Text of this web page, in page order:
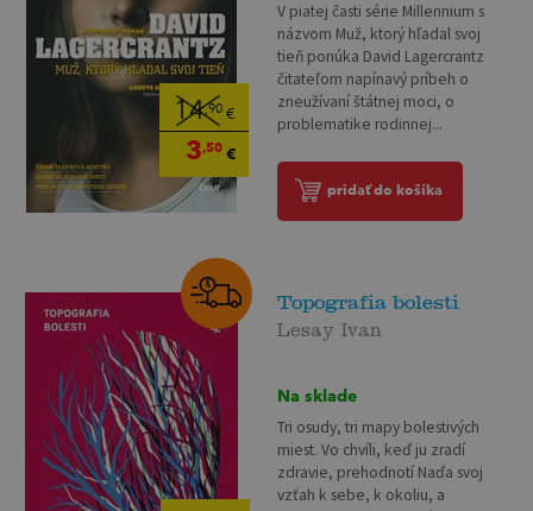
14,90 €
3,50 €
V piatej časti série Millennium s
názvom Muž, ktorý hľadal svoj
tieň ponúka David Lagercrantz
čitateľom napínavý príbeh o
zneužívaní štátnej moci, o
problematike rodinnej...
pridať do košíka
Topografia bolesti
Lesay Ivan
Na sklade
Tri osudy, tri mapy bolestivých
miest. Vo chvíli, keď ju zradí
zdravie, prehodnotí Naďa svoj
vzťah k sebe, k okoliu, a